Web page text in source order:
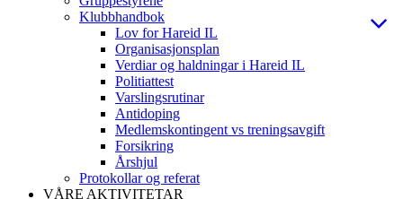
Klubbhandbok
Lov for Hareid IL
Organisasjonsplan
Verdiar og haldningar i Hareid IL
Politiattest
Varslingsrutinar
Antidoping
Medlemskontingent vs treningsavgift
Forsikring
Årshjul
Protokollar og referat
VÅRE AKTIVITETAR